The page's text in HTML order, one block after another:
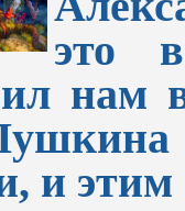
это
нам
и